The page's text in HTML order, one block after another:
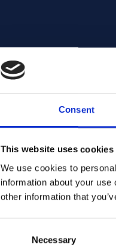
Consent
This website uses cookies
We use cookies to
information about your
other information that
Necessary